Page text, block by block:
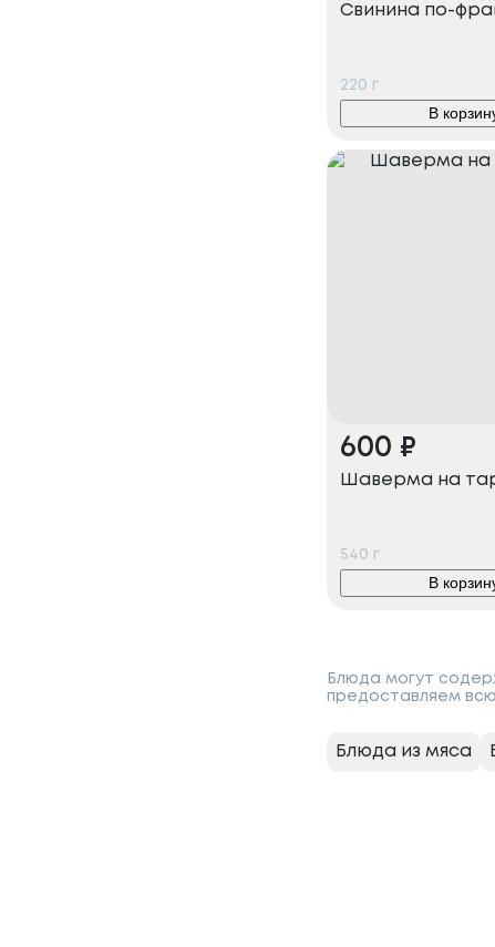
Свинина по-
220 г
В
600 ₽
Шаверма на
540 г
В
Блюда могут
предоставляем
Блюда из мяса